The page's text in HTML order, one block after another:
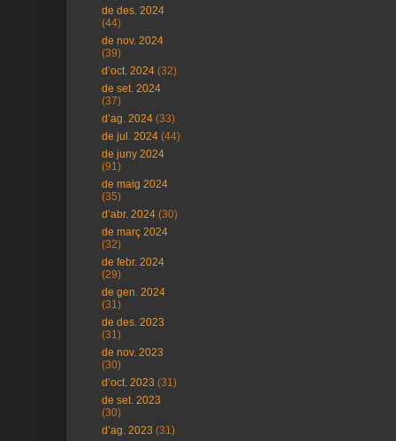
de des. 2024
(44)
de nov. 2024
(39)
d’oct. 2024 (32)
de set. 2024
(37)
d’ag. 2024 (33)
de jul. 2024 (44)
de juny 2024
(91)
de maig 2024
(35)
d’abr. 2024 (30)
de març 2024
(32)
de febr. 2024
(29)
de gen. 2024
(31)
de des. 2023
(31)
de nov. 2023
(30)
d’oct. 2023 (31)
de set. 2023
(30)
d’ag. 2023 (31)